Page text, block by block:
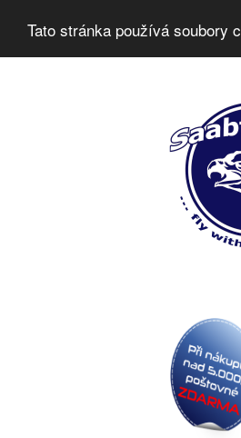
Tato stránka používá soubory